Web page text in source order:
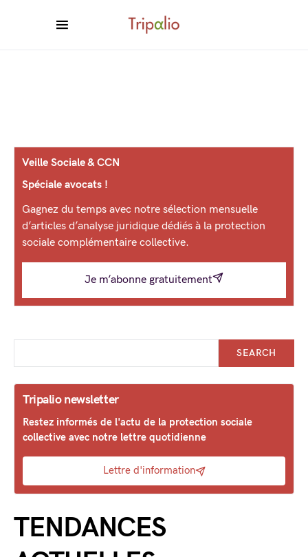
Veille Sociale & CCN
Spéciale avocats !
Gagnez du temps avec notre sélection mensuelle
d’articles d’analyse juridique dédiés à la protection
sociale complémentaire collective.
Je m’abonne gratuitement
SEARCH
Tripalio newsletter
Restez informés de l'actu de la protection sociale
collective avec notre lettre quotidienne
Lettre d'information
TENDANCES